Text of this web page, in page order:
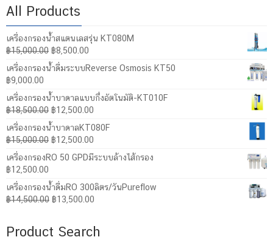
All Products
เครื่องกรองน้ำสแตนเลสรุ่น KT080M
฿15,000.00 Original
price
was:
฿8,500.00
is:
เครื่องกรองน้ำดื่มระบบReverse Osmosis KT50
฿9,000.00
เครื่องกรองน้ำบาดาลแบบกึ่งอัตโนมัติ-KT010F
฿18,500.00 Original
price
was:
฿18,500.00.
฿12,500.00
is:
เครื่องกรองน้ำบาดาลKT080F
฿15,000.00 Original
was:
฿12,500.00
is:
เครื่องกรองRO 50 GPDมีระบบล้างไส้กรอง
฿12,500.00
เครื่องกรองน้ำดื่มRO 300ลิตร/วันPureflow
฿14,500.00 Original
฿13,500.00
Product Search